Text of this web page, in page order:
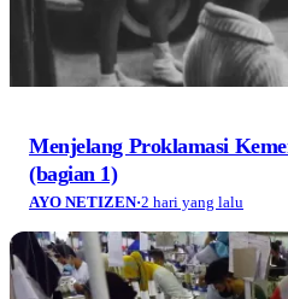
Menjelang Proklamasi
(bagian 1)
AYO NETIZEN·2 hari yang lalu